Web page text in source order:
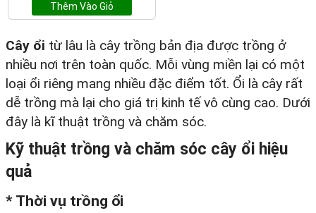
Thêm Vào Giỏ
Cây ổi từ lâu là cây trồng bản địa được trồng ở
nhiều nơi trên toàn quốc. Mỗi vùng miền lại có một
loại ổi riêng mang nhiều đặc điểm tốt. Ổi là cây rất
dễ trồng mà lại cho giá trị kinh tế vô cùng cao. Dưới
đây là kĩ thuật trồng và chăm sóc.
Kỹ thuật trồng và chăm sóc cây ổi hiệu
quả
* Thời vụ trồng ổi